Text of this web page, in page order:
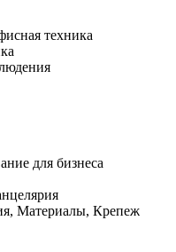
техника
для бизнеса
Материалы, Крепеж